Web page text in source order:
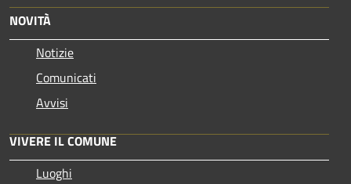
NOVITÀ
Notizie
Comunicati
Avvisi
VIVERE IL COMUNE
Luoghi